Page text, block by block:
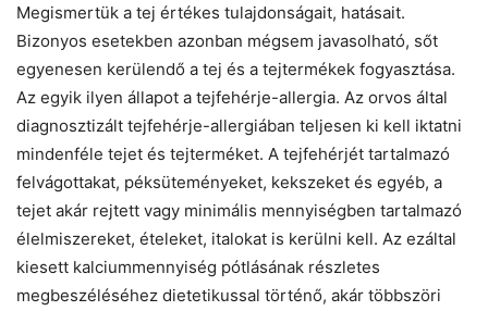
Megismertük a tej értékes tulajdonságait, hatásait.
Bizonyos esetekben azonban mégsem javasolható, sőt
egyenesen kerülendő a tej és a tejtermékek fogyasztása.
Az egyik ilyen állapot a tejfehérje-allergia. Az orvos által
diagnosztizált tejfehérje-allergiában teljesen ki kell iktatni
mindenféle tejet és tejterméket. A tejfehérjét tartalmazó
felvágottakat, péksüteményeket, kekszeket és egyéb, a
tejet akár rejtett vagy minimális mennyiségben tartalmazó
élelmiszereket, ételeket, italokat is kerülni kell. Az ezáltal
kiesett kalciummennyiség pótlásának részletes
megbeszéléséhez dietetikussal történő, akár többszöri